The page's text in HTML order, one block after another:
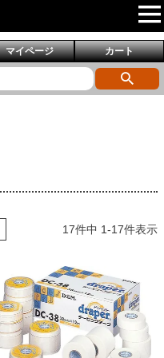
マイページ カート
17件中 1-17件表示